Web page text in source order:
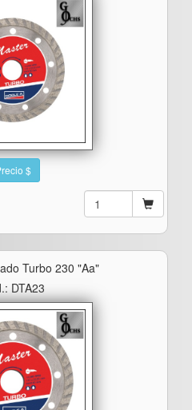
$
Turbo 230 "aa"
DTA23